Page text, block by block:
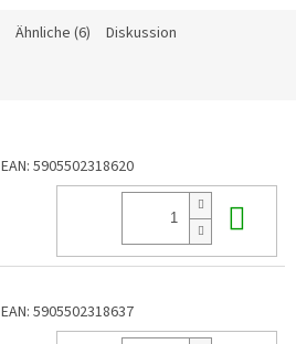
Ähnliche (6) Diskussion
EAN: 5905502318620
EAN: 5905502318637